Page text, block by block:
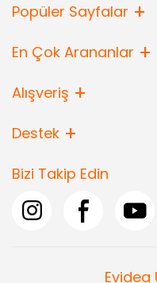
Popüler Sayfalar
En Çok Arananlar
Alışveriş
Destek
Bizi Takip Edin
Evidea